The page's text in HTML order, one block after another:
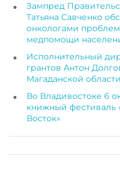
Зампред
Татьяна Савченко
онкологами
медпомощи
Исполнительный
грантов Антон
Магаданской области
Во Владивостоке 6
книжный фестиваль
Восток»